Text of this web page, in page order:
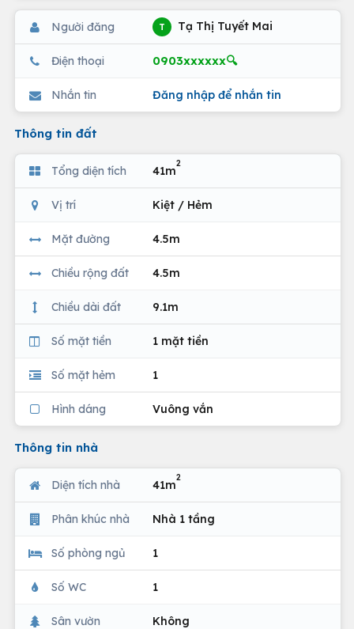
Người đăng T Tạ Thị Tuyết Mai
Điện thoại 0903xxxxxx🔍
Nhắn tin Đăng nhập để nhắn tin
Thông tin đất
Tổng diện tích 41m
2
Vị trí Kiệt / Hẻm
Mặt đường 4.5m
Chiều rộng đất 4.5m
Chiều dài đất 9.1m
Số mặt tiền 1 mặt tiền
Số mặt hẻm 1
Hình dáng Vuông vắn
Thông tin nhà
Diện tích nhà 41m
2
Phân khúc nhà Nhà 1 tầng
Số phòng ngủ 1
Số WC 1
Sân vườn Không